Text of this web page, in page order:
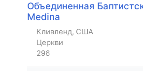
Объединенная
Medina
Кливленд, США
Церкви
296